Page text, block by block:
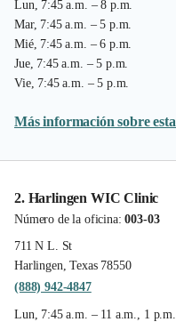
Lun, 7:45 a.m. – 8 p.m.
Mar, 7:45 a.m. – 5 p.m.
Mié, 7:45 a.m. – 6 p.m.
Jue, 7:45 a.m. – 5 p.m.
Vie, 7:45 a.m. – 5 p.m.
Más información sobre
2. Harlingen WIC Clinic
Número de la oficina:003-03
711 N L. St
Harlingen, Texas 78550
(888) 942-4847
Lun, 7:45 a.m. – 11 a.m., 1